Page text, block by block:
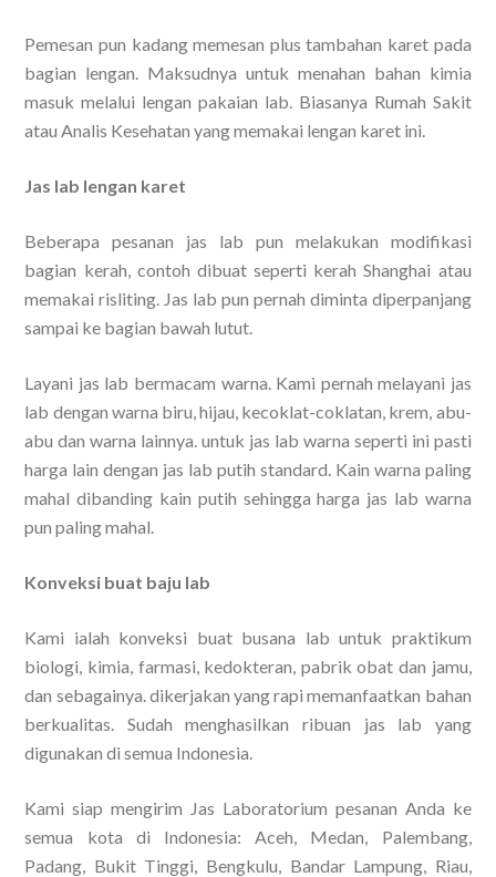
Pemesan pun kadang memesan plus tambahan karet pada
bagian lengan. Maksudnya untuk menahan bahan kimia
masuk melalui lengan pakaian lab. Biasanya Rumah Sakit
atau Analis Kesehatan yang memakai lengan karet ini.
Jas lab lengan karet
Beberapa pesanan jas lab pun melakukan modifikasi
bagian kerah, contoh dibuat seperti kerah Shanghai atau
memakai risliting. Jas lab pun pernah diminta diperpanjang
sampai ke bagian bawah lutut.
Layani jas lab bermacam warna. Kami pernah melayani jas
lab dengan warna biru, hijau, kecoklat-coklatan, krem, abu-
abu dan warna lainnya. untuk jas lab warna seperti ini pasti
harga lain dengan jas lab putih standard. Kain warna paling
mahal dibanding kain putih sehingga harga jas lab warna
pun paling mahal.
Konveksi buat baju lab
Kami ialah konveksi buat busana lab untuk praktikum
biologi, kimia, farmasi, kedokteran, pabrik obat dan jamu,
dan sebagainya. dikerjakan yang rapi memanfaatkan bahan
berkualitas. Sudah menghasilkan ribuan jas lab yang
digunakan di semua Indonesia.
Kami siap mengirim Jas Laboratorium pesanan Anda ke
semua kota di Indonesia: Aceh, Medan, Palembang,
Padang, Bukit Tinggi, Bengkulu, Bandar Lampung, Riau,